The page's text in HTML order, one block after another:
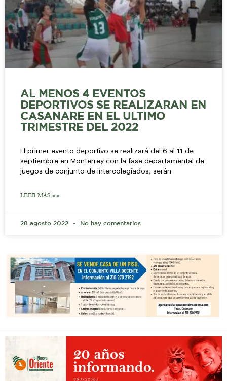
AL MENOS 4 EVENTOS
DEPORTIVOS SE REALIZARAN EN
CASANARE EN EL ULTIMO
TRIMESTRE DEL 2022
El primer evento deportivo se realizará del 6 al 11 de
septiembre en Monterrey con la fase departamental de
juegos de conjunto de intercolegiados, serán
LEER MÁS >>
28 agosto 2022 No hay comentarios